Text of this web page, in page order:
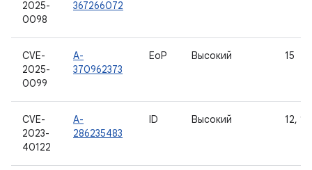
2025-
0098
367266072
CVE-
2025-
0099
A-
370962373
EoP Высокий 15
CVE-
2023-
40122
A-
286235483
ID Высокий 12,